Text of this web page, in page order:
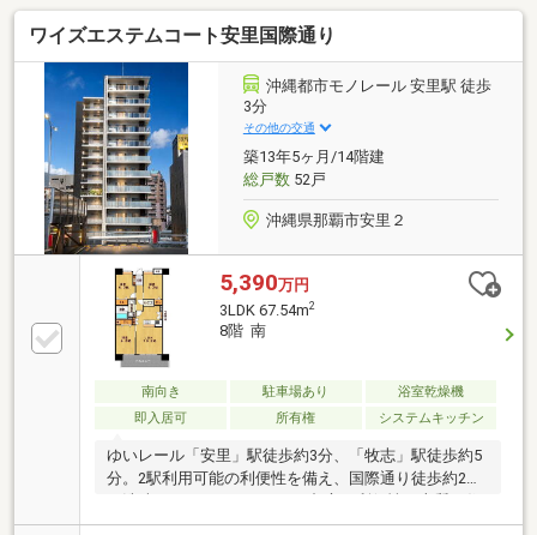
右隣接住戸なし●3面バルコニーから光と風が舞い込む
11階角部屋●長く快適に暮らせる80平米超のゆとりあ
る空間［備考］■浴室：令和7年12月リフォーム済み
┏ ┓ Web面談・案内可能
メールでのご対応も可┗ ┛
北海道から鹿児島・沖縄県内までどなた様でもお問合
せ下さい 来沖時のサポートもいたします！
ワイズエステムコート安里国際通り
沖縄都市モノレール 安里駅 徒歩
3分
その他の交通
築13年5ヶ月/14階建
総戸数52戸
沖縄県那覇市安里２
5,390万円
3LDK 67.54m2
8階 南
南向き 駐車場あり
浴室乾燥機
即入居可
所有権 システムキッチン
ゆいレール「安里」駅徒歩約3分、「牧志」駅徒歩約5
分。2駅利用可能の利便性を備え、国際通り徒歩約2分
環境を兼ね備えた、品格あふれるレジデンス間取り：